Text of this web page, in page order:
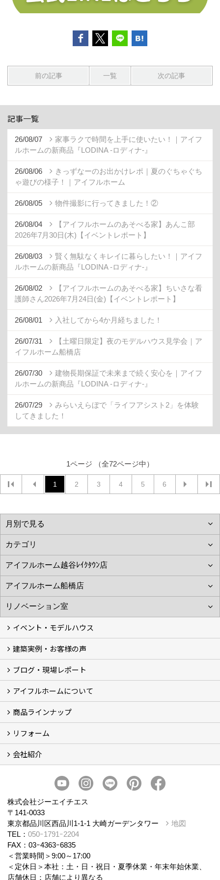
前の記事 一覧 次の記事
記事一覧
26/08/07
家事ラクで時間を上手に使いたい！｜アイフ
ルホームの新商品『LODINA -ロディナ-』
26/08/06
きっずなーのお出かけレポ｜夏のぐちゃぐち
ゃ遊びの様子！｜アイフルホーム
26/08/05 物件撮影に行ってきました！②
26/08/04
【アイフルホームのあそべる家】あんこ部
2026年7月30日(木)【イベントレポート】
26/08/03
賢く無駄なくキレイに暮らしたい！｜アイフ
ルホームの新商品『LODINA -ロディナ-』
26/08/02
【アイフルホームのあそべる家】ちいさな看
護師さん2026年7月24日(金)【イベントレポート】
26/08/01 入社してから4か月経ちました！
26/07/31
【土曜日限定】夜のモデルハウス見学会｜ア
イフルホーム船橋店
26/07/30
建物長期保証で未来まで続く安心を｜アイフ
ルホームの新商品『LODINA -ロディナ-』
26/07/29
みらいえらぼで「ライフアシスト2」を体験
してきました！
1ページ （全72ページ中）
1 2 3 4 5 6
イベント・モデルハウス
イベント
モデルハウス見学
建築実例・お客様の声
建築実例
お客様の声
ブログ・現場レポート
ブログ
現場レポート
アイフルホームについて
アイフルホームについて (5)
商品ラインナップ
商品ラインナップ
リフォーム
まるごと断熱リフォーム
イベント情報
施工事例
会社紹介
スタッフ紹介
個人情報保護方針
株式会社ジーエイチエス
〒141-0033
東京都品川区西品川1-1-1 大崎ガーデンタワー
地図
TEL： 050ｰ1791ｰ2204
FAX：03ｰ4363ｰ6835
＜営業時間＞9:00～17:00
＜定休日＞本社：土・日・祝日・夏季休業・年末年始休業、
店舗休日：店舗により異なる